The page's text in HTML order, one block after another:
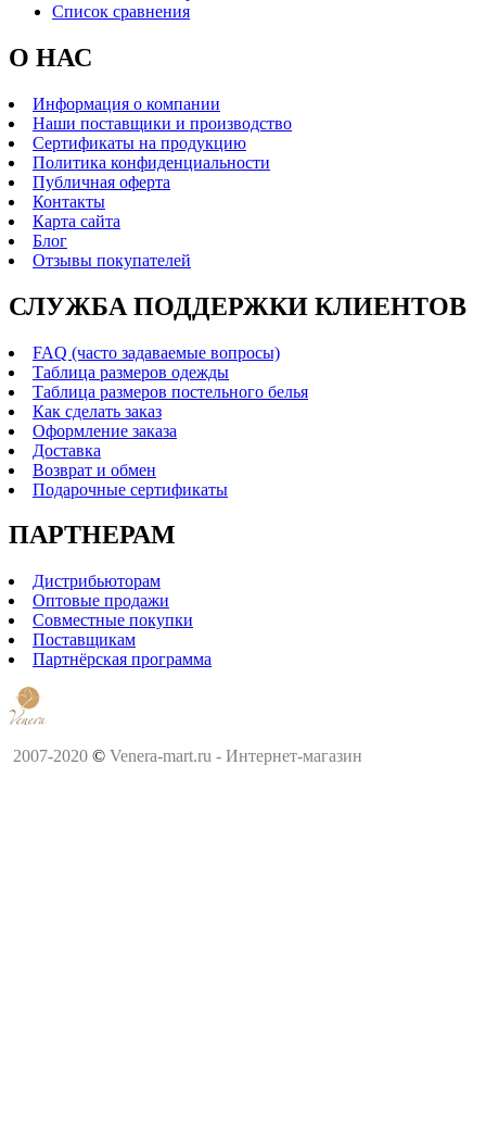
Список сравнения
О НАС
Информация о компании
Наши поставщики и производство
Сертификаты на продукцию
Политика конфиденциальности
Публичная оферта
Контакты
Карта сайта
Блог
Отзывы покупателей
СЛУЖБА ПОДДЕРЖКИ КЛИЕНТОВ
FAQ (часто задаваемые вопросы)
Таблица размеров одежды
Таблица размеров постельного белья
Как сделать заказ
Оформление заказа
Доставка
Возврат и обмен
Подарочные сертификаты
ПАРТНЕРАМ
Дистрибьюторам
Оптовые продажи
Совместные покупки
Поставщикам
Партнёрская программа
2007-2020 © Venera-mart.ru - Интернет-магазин